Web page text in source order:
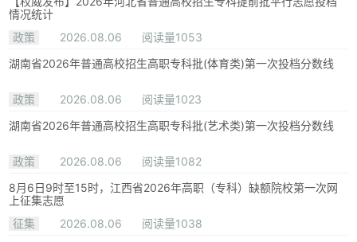
情况统计
政策
2026.08.06
阅读量1053
湖南省2026年普通高校招生高职专科批(体育类)第一次投档分数线
政策 2026.08.06
阅读量1023
湖南省2026年普通高校招生高职专科批(艺术类)第一次投档分数线
政策 2026.08.06
阅读量1082
8月6日9时至15时，江西省2026年高职（专科）缺额院校第一次网
上征集志愿
征集
2026.08.06
阅读量1038